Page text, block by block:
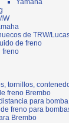
Yamaha
de TRW/
de freno
freno
tornillos,
freno Brembo
para
freno para
Brembo